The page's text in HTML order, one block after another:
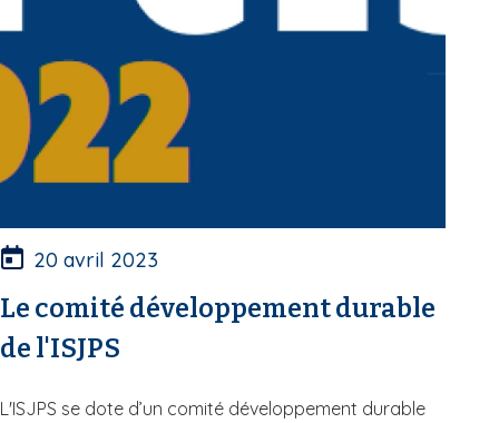
20 avril 2023
Le comité développement durable
de l'ISJPS
L'ISJPS se dote d’un comité développement durable